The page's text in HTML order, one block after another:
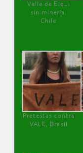
Valle de Elqui
sin minería.
Chile
Protestas contra
VALE, Brasil